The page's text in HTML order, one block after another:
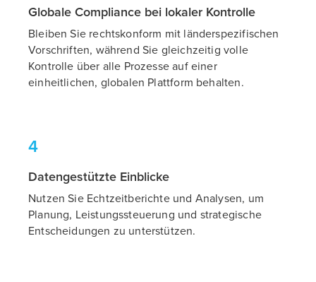
Globale Compliance bei lokaler Kontrolle
Bleiben Sie rechtskonform mit länder­spezifischen
Vorschriften, während Sie gleichzeitig volle
Kontrolle über alle Prozesse auf einer
einheitlichen, globalen Plattform behalten.
4
Datengestützte Einblicke
Nutzen Sie Echtzeitberichte und Analysen, um
Planung, Leistungssteuerung und strategische
Entscheidungen zu unterstützen.